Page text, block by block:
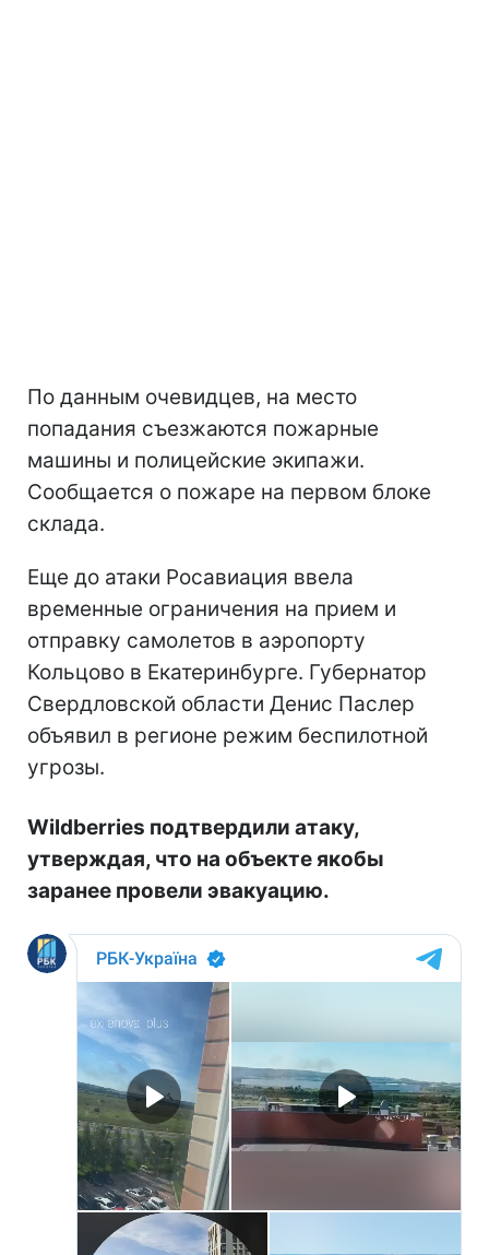
По данным очевидцев, на место
попадания съезжаются пожарные
машины и полицейские экипажи.
Сообщается о пожаре на первом блоке
склада.
Еще до атаки Росавиация ввела
временные ограничения на прием и
отправку самолетов в аэропорту
Кольцово в Екатеринбурге. Губернатор
Свердловской области Денис Паслер
объявил в регионе режим беспилотной
угрозы.
Wildberries подтвердили атаку,
утверждая, что на объекте якобы
заранее провели эвакуацию.